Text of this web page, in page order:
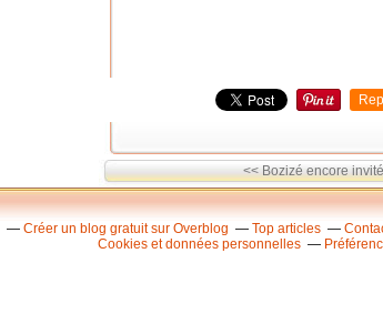
<< Bozizé encore
Créer un blog gratuit sur Overblog Top articles
Cookies et données personnelles